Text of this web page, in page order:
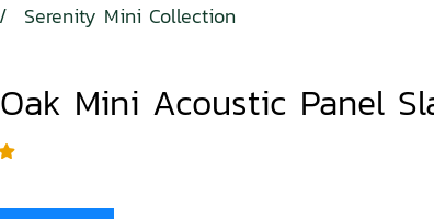
Serenity Mini Collection
Mini Acoustic Panel